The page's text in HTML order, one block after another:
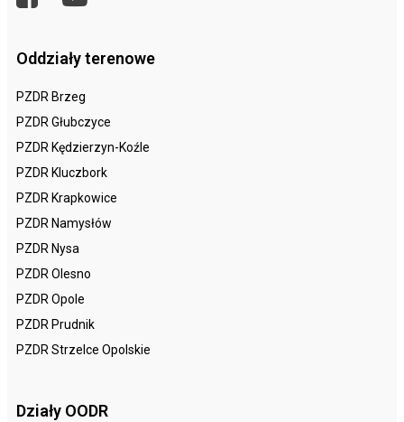
Oddziały terenowe
PZDR Brzeg
PZDR Głubczyce
PZDR Kędzierzyn-Koźle
PZDR Kluczbork
PZDR Krapkowice
PZDR Namysłów
PZDR Nysa
PZDR Olesno
PZDR Opole
PZDR Prudnik
PZDR Strzelce Opolskie
Działy OODR